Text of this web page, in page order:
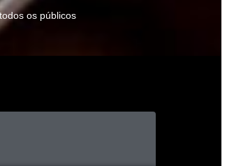
os públicos